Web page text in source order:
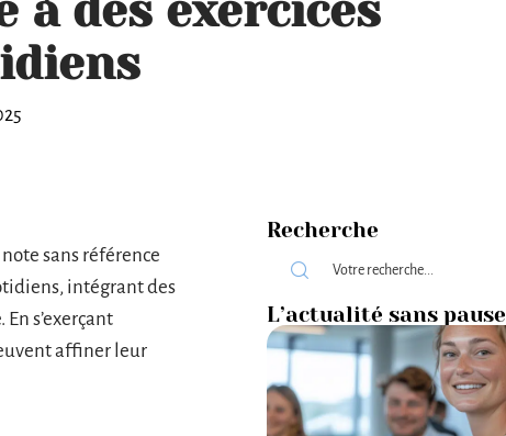
à des exercices
sans référence
intégrant des
s’exerçant
affiner leur
Recherche
L’actualité sans pause